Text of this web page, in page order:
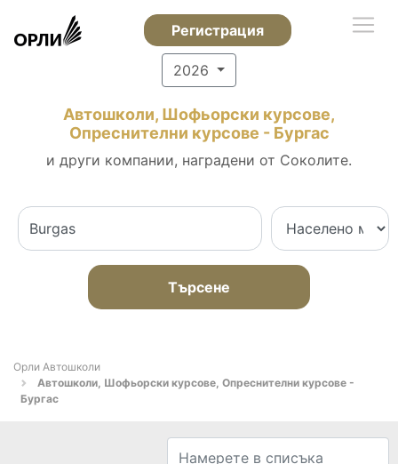
Регистрация
2026
Автошколи, Шофьорски курсове,
Опреснителни курсове - Бургас
и други компании, наградени от Соколите.
Търсене
Орли Автошколи
Автошколи, Шофьорски курсове, Опреснителни курсове -
Бургас